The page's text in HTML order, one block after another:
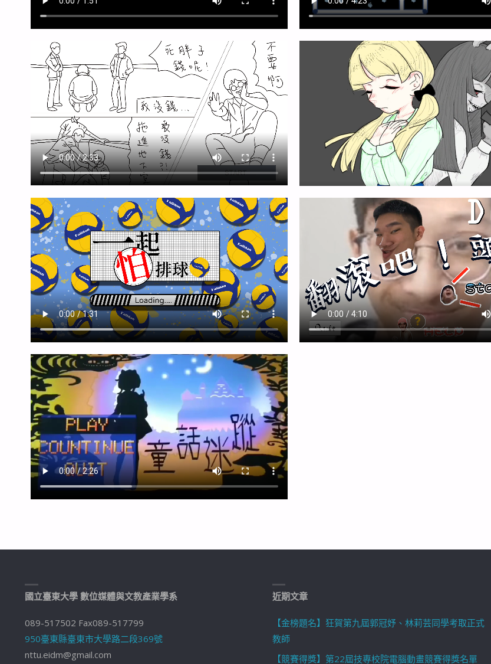
國立臺東大學 數位媒體與文教產業學系
089-517502 Fax089-517799
950臺東縣臺東市大學路二段369號
nttu.eidm@gmail.com
近期文章
【金榜題名】狂賀第九屆郭冠妤、林莉芸同學考取正式
教師
【競賽得獎】第22屆技專校院電腦動畫競賽得獎名單